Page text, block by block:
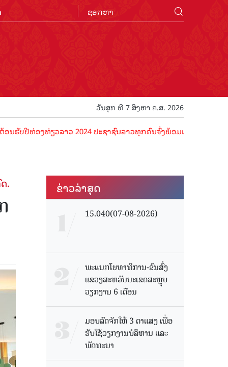
ວັນສຸກ ທີ 7 ສິງຫາ ຄ.ສ. 2026
ທ່ອງທ່ຽວລາວ 2024 ປະຊາຊົນລາວທຸກຄົນຈົ່ງພ້ອມເປັນເຈົ້າພາບທີ່ດີ ຕ້ອ
. ຂ່າວ​ລ່າ​ສຸດ
15.040(07-08-2026)
ພະແນກໂຍທາທິການ-ຂົນສົ່ງ
ແຂວງສະຫວັນນະເຂດສະຫຼຸບ
ວຽກງານ 6 ເດືອນ
ມອບລົດຈັກໃຫ້ 3 ຕາແສງ ເພື່ອ
ຮັບໃຊ້ວຽກງານບໍລິຫານ ແລະ
ພັດທະນາ